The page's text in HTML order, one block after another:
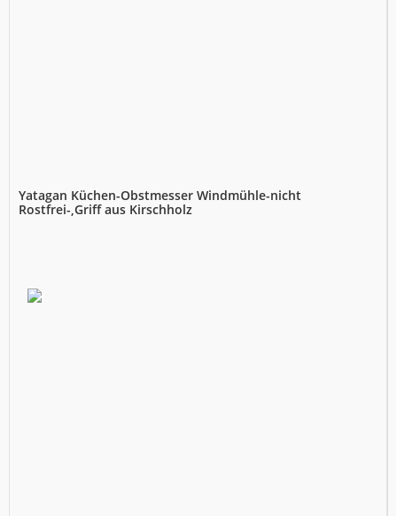
Yatagan Küchen-Obstmesser Windmühle-nicht
Rostfrei-,Griff aus Kirschholz